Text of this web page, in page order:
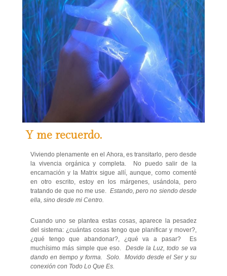
Y me recuerdo.
Viviendo plenamente en el Ahora, es transitarlo, pero desde
la vivencia orgánica y completa. No puedo salir de la
encarnación y la Matrix sigue allí, aunque, como comenté
en otro escrito, estoy en los márgenes, usándola, pero
tratando de que no me use. Estando, pero no siendo desde
ella, sino desde mi Centro.
Cuando uno se plantea estas cosas, aparece la pesadez
del sistema: ¿cuántas cosas tengo que planificar y mover?,
¿qué tengo que abandonar?, ¿qué va a pasar? Es
muchísimo más simple que eso. Desde la Luz, todo se va
dando en tiempo y forma. Solo. Movido desde el Ser y su
conexión con Todo Lo Que Es.